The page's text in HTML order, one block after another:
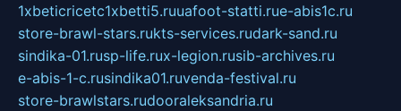
1xbeticricetc1xbetti5.ruuafoot-statti.rue-abis1c.ru
store-brawl-stars.rukts-services.rudark-sand.ru
sindika-01.rusp-life.rux-legion.rusib-archives.ru
e-abis-1-c.rusindika01.ruvenda-festival.ru
store-brawlstars.rudooraleksandria.ru